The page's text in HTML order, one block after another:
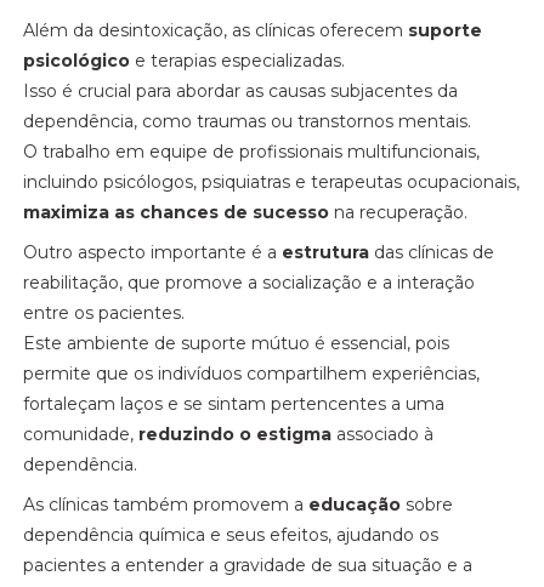
Além da desintoxicação, as clínicas oferecem suporte
psicológico e terapias especializadas.
Isso é crucial para abordar as causas subjacentes da
dependência, como traumas ou transtornos mentais.
O trabalho em equipe de profissionais multifuncionais,
incluindo psicólogos, psiquiatras e terapeutas ocupacionais,
maximiza as chances de sucesso na recuperação.
Outro aspecto importante é a estrutura das clínicas de
reabilitação, que promove a socialização e a interação
entre os pacientes.
Este ambiente de suporte mútuo é essencial, pois
permite que os indivíduos compartilhem experiências,
fortaleçam laços e se sintam pertencentes a uma
comunidade, reduzindo o estigma associado à
dependência.
As clínicas também promovem a educação sobre
dependência química e seus efeitos, ajudando os
pacientes a entender a gravidade de sua situação e a